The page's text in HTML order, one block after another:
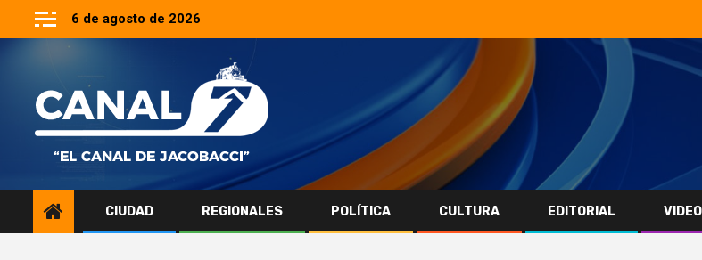
6 de agosto de 2026
CIUDAD REGIONALES POLÍTICA CULTURA EDITORIAL